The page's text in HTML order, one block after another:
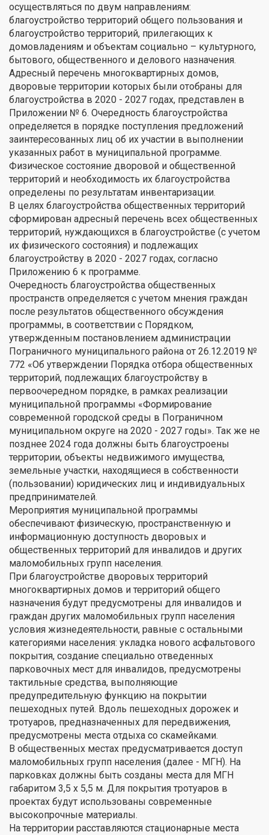
осуществляться по двум направлениям:
благоустройство территорий общего пользования и
благоустройство территорий, прилегающих к
домовладениям и объектам социально – культурного,
бытового, общественного и делового назначения.
Адресный перечень многоквартирных домов,
дворовые территории которых были отобраны для
благоустройства в 2020 - 2027 годах, представлен в
Приложении № 6. Очередность благоустройства
определяется в порядке поступления предложений
заинтересованных лиц об их участии в выполнении
указанных работ в муниципальной программе.
Физическое состояние дворовой и общественной
территорий и необходимость их благоустройства
определены по результатам инвентаризации.
В целях благоустройства общественных территорий
сформирован адресный перечень всех общественных
территорий, нуждающихся в благоустройстве (с учетом
их физического состояния) и подлежащих
благоустройству в 2020 - 2027 годах, согласно
Приложению 6 к программе.
Очередность благоустройства общественных
пространств определяется с учетом мнения граждан
после результатов общественного обсуждения
программы, в соответствии с Порядком,
утвержденным постановлением администрации
Пограничного муниципального района от 26.12.2019 №
772 «Об утверждении Порядка отбора общественных
территорий, подлежащих благоустройству в
первоочередном порядке, в рамках реализации
муниципальной программы «Формирование
современной городской среды в Пограничном
муниципальном округе на 2020 - 2027 годы». Так же не
позднее 2024 года должны быть благоустроены
территории, объекты недвижимого имущества,
земельные участки, находящиеся в собственности
(пользовании) юридических лиц и индивидуальных
предпринимателей.
Мероприятия муниципальной программы
обеспечивают физическую, пространственную и
информационную доступность дворовых и
общественных территорий для инвалидов и других
маломобильных групп населения.
При благоустройстве дворовых территорий
многоквартирных домов и территорий общего
назначения будут предусмотрены для инвалидов и
граждан других маломобильных групп населения
условия жизнедеятельности, равные с остальными
категориями населения: укладка нового асфальтового
покрытия, создание специально отведенных
парковочных мест для инвалидов, предусмотрены
тактильные средства, выполняющие
предупредительную функцию на покрытии
пешеходных путей. Вдоль пешеходных дорожек и
тротуаров, предназначенных для передвижения,
предусмотрены места отдыха со скамейками.
В общественных местах предусматривается доступ
маломобильных групп населения (далее - МГН). На
парковках должны быть созданы места для МГН
габаритом 3,5 х 5,5 м. Для покрытия тротуаров в
проектах будут использованы современные
высокопрочные материалы.
На территории расставляются стационарные места